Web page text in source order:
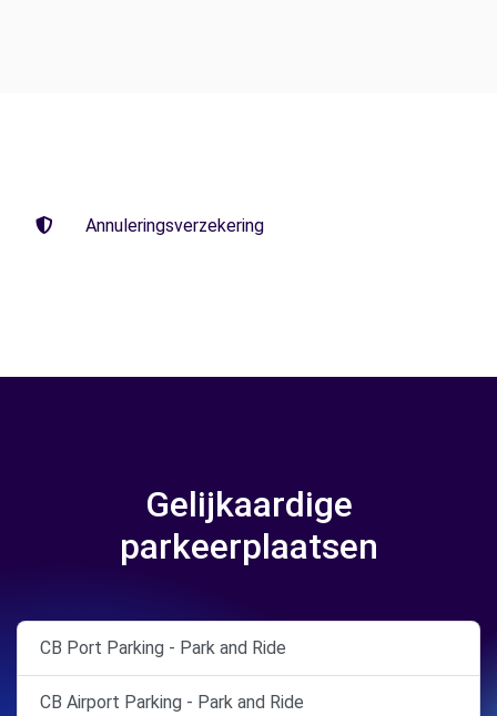
Annuleringsverzekering
Gelijkaardige
parkeerplaatsen
CB Port Parking - Park and Ride
CB Airport Parking - Park and Ride